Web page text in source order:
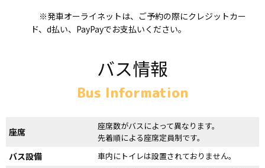
※発車オーライネットは、ご予約の際にクレジットカー
ド、d払い、PayPayでお支払いください。
バス情報
Bus Information
座席
座席数がバスによって異なります。
先着順による座席定員制です。
バス設備 車内にトイレは設置されておりません。